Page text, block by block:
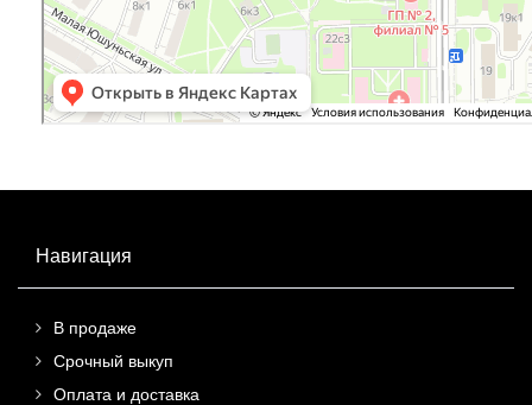
Навигация
В продаже
Срочный выкуп
Оплата и доставка